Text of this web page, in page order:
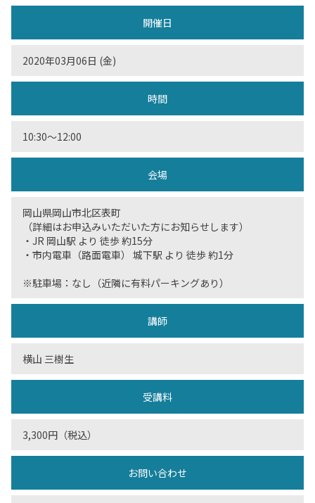
開催日
2020年03月06日 (金)
時間
10:30〜12:00
会場
岡山県岡山市北区表町
（詳細はお申込みいただいた方にお知らせします）
・JR 岡山駅 より 徒歩 約15分
・市内電車（路面電車） 城下駅 より 徒歩 約1分
※駐車場：なし（近隣に有料パーキングあり）
講師
横山 三樹生
受講料
3,300円（税込）
お問い合わせ